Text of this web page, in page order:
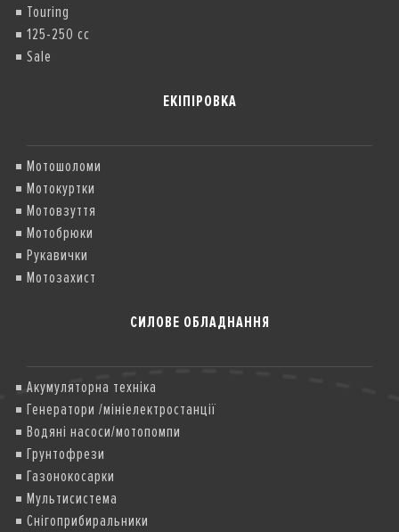
Touring
125-250 cc
Sale
ЕКІПІРОВКА
Мотошоломи
Мотокуртки
Мотовзуття
Мотобрюки
Рукавички
Мотозахист
СИЛОВЕ ОБЛАДНАННЯ
Акумуляторна техніка
Генератори /мініелектростанції
Водяні насоси/мотопомпи
Грунтофрези
Газонокосарки
Мультисистема
Снігоприбиральники